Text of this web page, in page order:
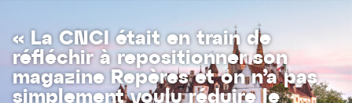
« La CNCI était en train de
réfléchir à repositionner son
magazine Repères et on n’a pas
simplement voulu réduire le